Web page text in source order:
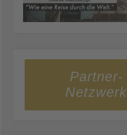
Partner-
Netzwerk